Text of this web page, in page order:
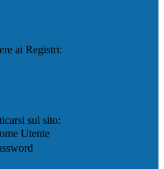
ai Registri:
sul sito:
Utente